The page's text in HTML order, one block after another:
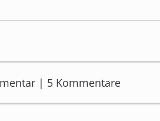
| 5 Kommentare